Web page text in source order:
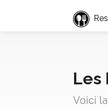
Les
Voici